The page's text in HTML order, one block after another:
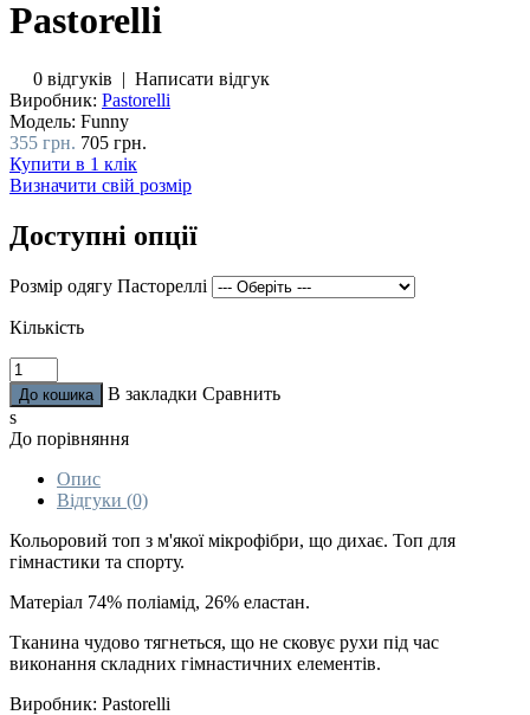
Pastorelli
0 відгуків | Написати відгук
Виробник: Pastorelli
Модель: Funny
355 грн. 705 грн.
Купити в 1 клік
Визначити свій розмір
Доступні опції
Розмір одягу Пастореллі
Кількість
В закладки Сравнить
s
До порівняння
Опис
Відгуки (0)
Кольоровий топ з м'якої мікрофібри, що дихає. Топ для
гімнастики та спорту.
Матеріал 74% поліамід, 26% еластан.
Тканина чудово тягнеться, що не сковує рухи під час
виконання складних гімнастичних елементів.
Виробник: Pastorelli